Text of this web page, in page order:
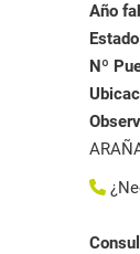
Año
Estado
Nº